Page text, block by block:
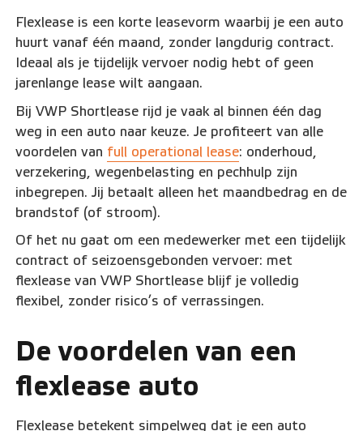
Flexlease is een korte leasevorm waarbij je een auto
huurt vanaf één maand, zonder langdurig contract.
Ideaal als je tijdelijk vervoer nodig hebt of geen
jarenlange lease wilt aangaan.
Bij VWP Shortlease rijd je vaak al binnen één dag
weg in een auto naar keuze. Je profiteert van alle
voordelen van full operational lease: onderhoud,
verzekering, wegenbelasting en pechhulp zijn
inbegrepen. Jij betaalt alleen het maandbedrag en de
brandstof (of stroom).
Of het nu gaat om een medewerker met een tijdelijk
contract of seizoensgebonden vervoer: met
flexlease van VWP Shortlease blijf je volledig
flexibel, zonder risico’s of verrassingen.
De voordelen van een
flexlease auto
Flexlease betekent simpelweg dat je een auto